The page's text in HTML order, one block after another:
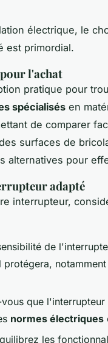
électrique, le
est primordial.
l'achat
pratique pour
spécialisés en
de comparer
surfaces de
alternatives pour
adapté
interrupteur,
de
que
normes électriques
les